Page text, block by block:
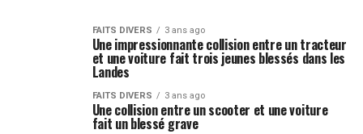
FAITS DIVERS 3 ans ago
Une impressionnante collision entre un tracteur
et une voiture fait trois jeunes blessés dans les
Landes
FAITS DIVERS 3 ans ago
Une collision entre un scooter et une voiture
fait un blessé grave